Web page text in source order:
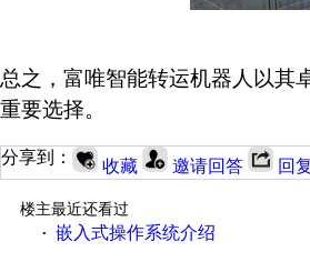
总之，富唯智能转运机器人以其
重要选择。
分享到： 收藏 邀请回答 回
楼主最近还看过
· 嵌入式操作系统介绍